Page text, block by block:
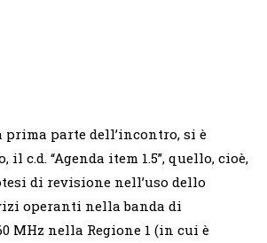
prima parte dell’incontro, si è
il c.d. “Agenda item 1.5”, quello, cioè,
di revisione nell’uso dello
operanti nella banda di
MHz nella Regione 1 (in cui è